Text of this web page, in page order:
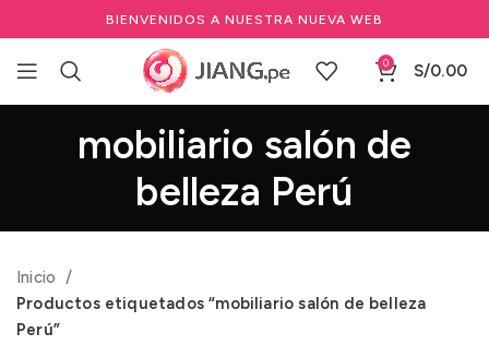
BIENVENIDOS A NUESTRA NUEVA WEB
0 S/0.00
mobiliario salón de
belleza Perú
Inicio
Productos etiquetados “mobiliario salón de belleza
Perú”